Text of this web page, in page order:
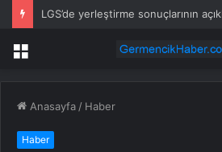
Menü
Anasayfa / Haber
Haber